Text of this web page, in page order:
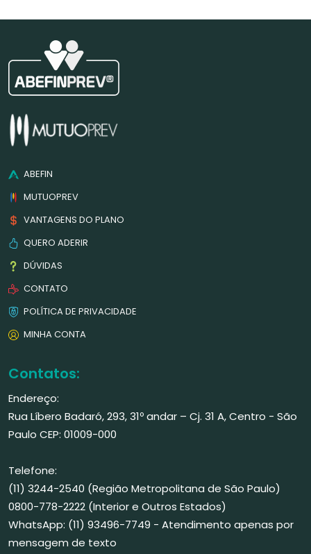
ABEFIN
MUTUOPREV
VANTAGENS DO PLANO
QUERO ADERIR
DÚVIDAS
CONTATO
POLÍTICA DE PRIVACIDADE
MINHA CONTA
Contatos:
Endereço:
Rua Líbero Badaró, 293, 31º andar – Cj. 31 A, Centro - São
Paulo CEP: 01009-000
Telefone:
(11) 3244-2540 (Região Metropolitana de São Paulo)
0800-778-2222 (Interior e Outros Estados)
WhatsApp: (11) 93496-7749 - Atendimento apenas por
mensagem de texto